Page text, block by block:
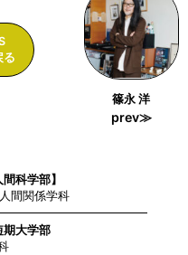
る
篠永 洋
prev≫
科学部】
人間関係学科
期大学部